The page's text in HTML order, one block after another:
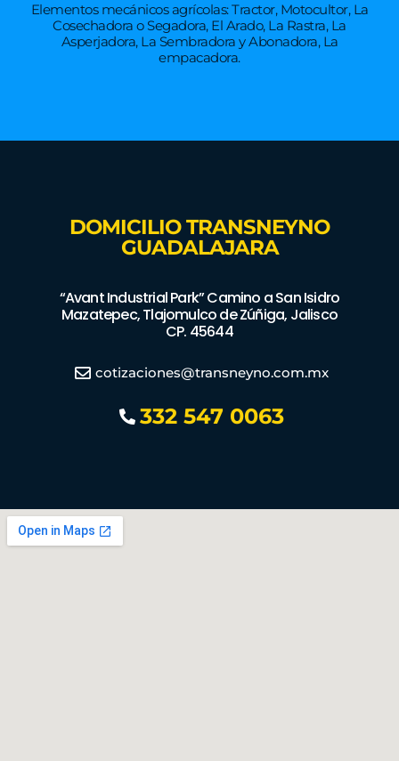
Elementos mecánicos agrícolas: Tractor, Motocultor, La
Cosechadora o Segadora, El Arado, La Rastra, La
Asperjadora, La Sembradora y Abonadora, La
empacadora.
DOMICILIO TRANSNEYNO
GUADALAJARA
“Avant Industrial Park” Camino a San Isidro
Mazatepec, Tlajomulco de Zúñiga, Jalisco
CP. 45644
cotizaciones@transneyno.com.mx
332 547 0063